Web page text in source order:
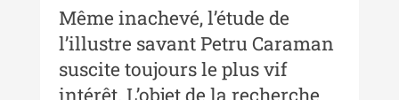
Buletinul ”Ioan Neculce” al
Muzeului de Istorie a Moldovei -
XXIII / 2017
Buletinul ”Ioan Neculce” al
Même inachevé, l’étude de
l’illustre savant Petru Caraman
suscite toujours le plus vif